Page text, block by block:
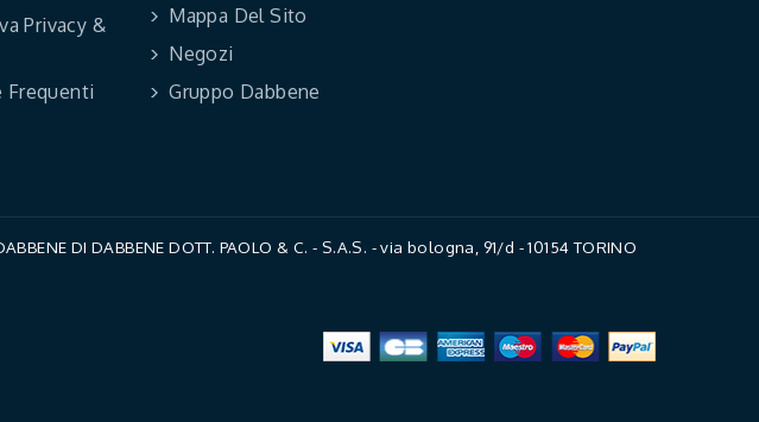
Privacy &
Frequenti
Mappa Del Sito
Negozi
Gruppo Dabbene
DI DABBENE DOTT. PAOLO & C. - S.A.S. - via bologna, 91/d - 10154 TORINO